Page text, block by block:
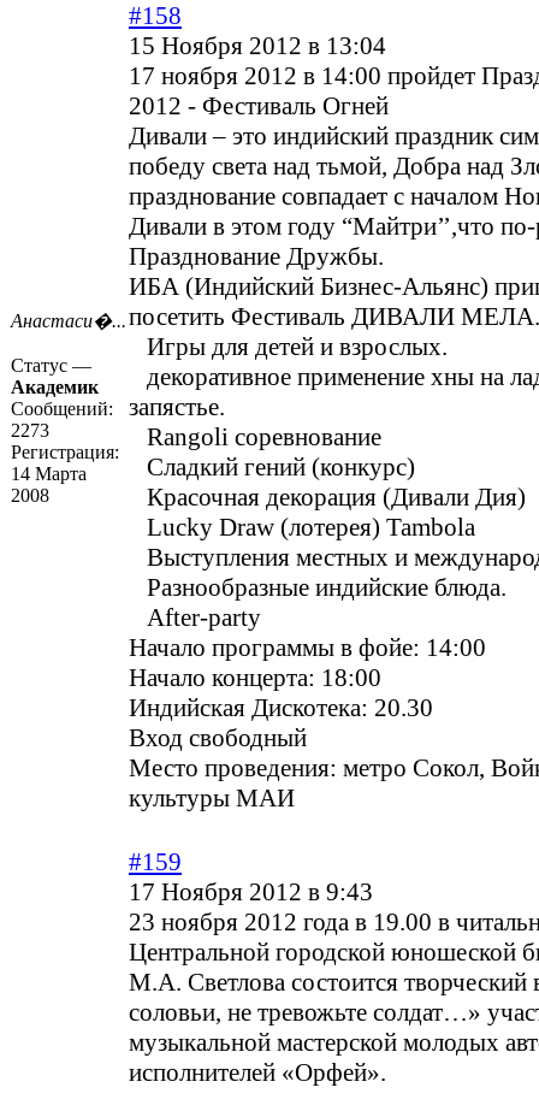
Анастаси�...
Статус —
Академик
Сообщений:
2273
Регистрация:
14 Марта
2008
#158
15 Ноября 2012 в 13:04
17 ноября 2012 в 14:00 пройдет
2012 - Фестиваль Огней
Дивали – это индийский праздник
победу света над тьмой, Добра над
празднование совпадает с началом
Дивали в этом году “Майтри’’,что по-
Празднование Дружбы.
ИБА (Индийский Бизнес-Альянс)
посетить Фестиваль ДИВАЛИ
Игры для детей и взрослых.
декоративное применение хны на
запястье.
Rangoli соревнование
Сладкий гений (конкурс)
Красочная декорация (Дивали Дия)
Lucky Draw (лотерея) Tambola
Выступления местных и
Разнообразные индийские блюда.
After-party
Начало программы в фойе: 14:00
Начало концерта: 18:00
Индийская Дискотека: 20.30
Вход свободный
Место проведения: метро Сокол,
культуры МАИ
#159
17 Ноября 2012 в 9:43
23 ноября 2012 года в 19.00 в
Центральной городской юношеской
М.А. Светлова состоится творческий
соловьи, не тревожьте солдат…»
музыкальной мастерской молодых
исполнителей «Орфей».